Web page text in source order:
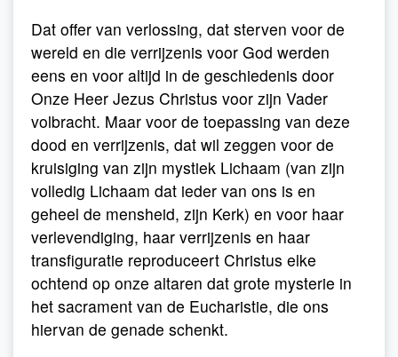
Dat offer van verlossing, dat sterven voor de
wereld en die verrijzenis voor God werden
eens en voor altijd in de geschiedenis door
Onze Heer Jezus Christus voor zijn Vader
volbracht. Maar voor de toepassing van deze
dood en verrijzenis, dat wil zeggen voor de
kruisiging van zijn mystiek Lichaam (van zijn
volledig Lichaam dat ieder van ons is en
geheel de mensheid, zijn Kerk) en voor haar
verlevendiging, haar verrijzenis en haar
transfiguratie reproduceert Christus elke
ochtend op onze altaren dat grote mysterie in
het sacrament van de Eucharistie, die ons
hiervan de genade schenkt.